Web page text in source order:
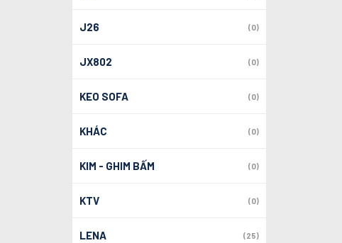
J26 (0)
JX802 (0)
KEO SOFA (0)
KHÁC (0)
KIM - GHIM BẤM (0)
KTV (0)
LENA (25)